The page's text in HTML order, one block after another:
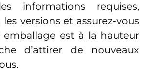
informations requises,
versions et assurez-vous
emballage est à la hauteur
d’attirer de nouveaux